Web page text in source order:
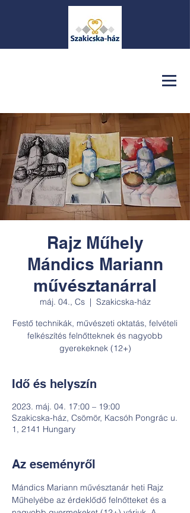
Rajz Műhely
Mándics Mariann
művésztanárral
máj. 04., Cs
  |
Szakicska-ház
Festő technikák, művészeti oktatás, felvételi
felkészítés felnőtteknek és nagyobb
gyerekeknek (12+)
Idő és helyszín
2023. máj. 04. 17:00 – 19:00
Szakicska-ház, Csömör, Kacsóh Pongrác u.
1, 2141 Hungary
Az eseményről
Mándics Mariann művésztanár heti Rajz
Műhelyébe az érdeklődő felnőtteket és a